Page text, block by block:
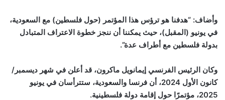
وأضاف: “هدفنا هو ترؤس هذا المؤتمر (حول فلسطين) مع السعودية،
في يونيو (المقبل)، حيث يمكننا أن ننجز خطوة الاعتراف المتبادل
بدولة فلسطين مع أطراف عدة”.
وكان الرئيس الفرنسي إيمانويل ماكرون، قد أعلن في شهر ديسمبر/
كانون الأول 2024، أن فرنسا والسعودية، ستترأسان في يونيو
2025، مؤتمرًا حول إقامة دولة فلسطينية.